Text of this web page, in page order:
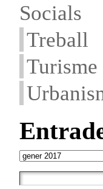
Socials
Treball
Turisme
Entrades